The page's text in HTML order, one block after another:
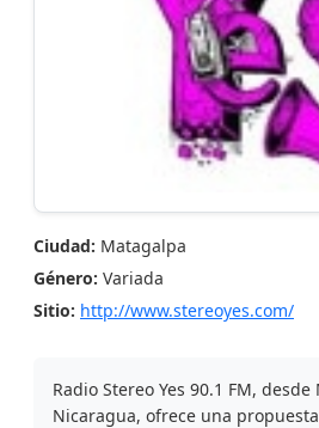
Ciudad: Matagalpa
Género: Variada
Sitio: http://www.stereoyes.com/
Radio Stereo Yes 90.1 FM,
Nicaragua, ofrece una